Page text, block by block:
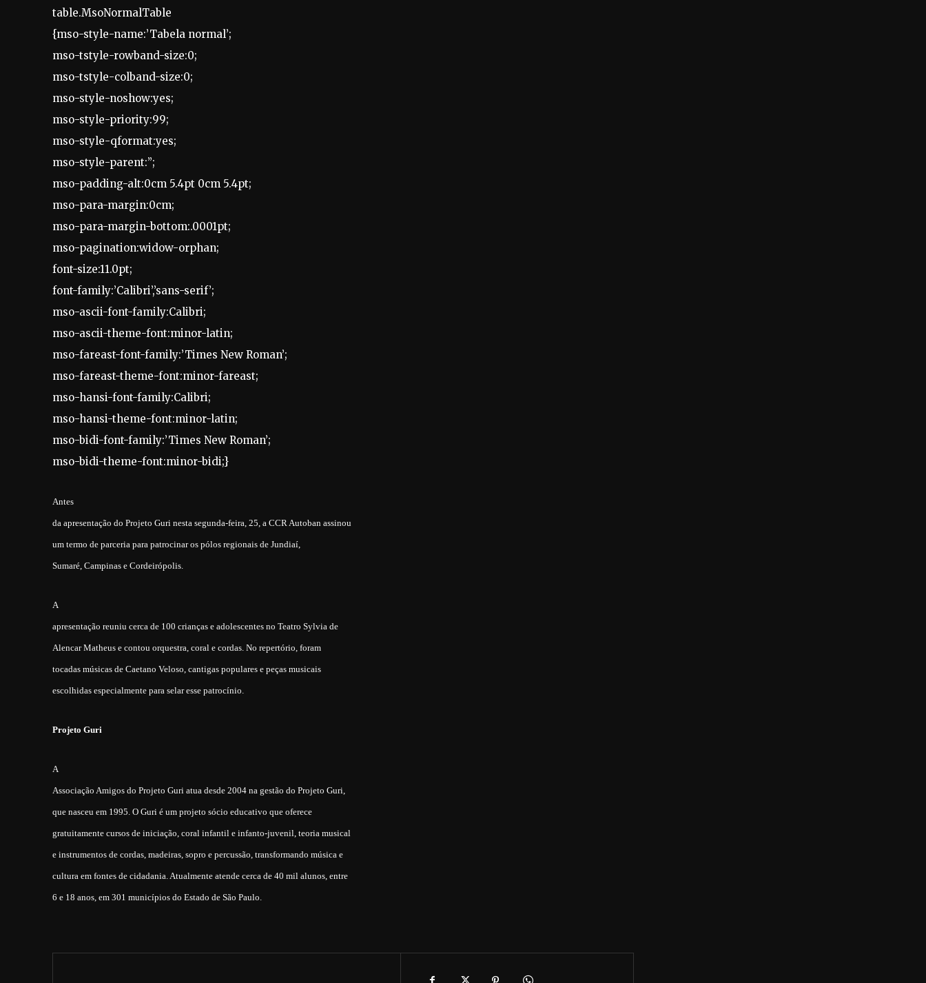
table.MsoNormalTable
{mso-style-name:’Tabela normal’;
mso-tstyle-rowband-size:0;
mso-tstyle-colband-size:0;
mso-style-noshow:yes;
mso-style-priority:99;
mso-style-qformat:yes;
mso-style-parent:”;
mso-padding-alt:0cm 5.4pt 0cm 5.4pt;
mso-para-margin:0cm;
mso-para-margin-bottom:.0001pt;
mso-pagination:widow-orphan;
font-size:11.0pt;
font-family:’Calibri’,’sans-serif’;
mso-ascii-font-family:Calibri;
mso-ascii-theme-font:minor-latin;
mso-fareast-font-family:’Times New Roman’;
mso-fareast-theme-font:minor-fareast;
mso-hansi-font-family:Calibri;
mso-hansi-theme-font:minor-latin;
mso-bidi-font-family:’Times New Roman’;
mso-bidi-theme-font:minor-bidi;}
Antes
da apresentação do Projeto Guri nesta segunda-feira, 25, a CCR Autoban assinou
um termo de parceria para patrocinar os pólos regionais de Jundiaí,
Sumaré, Campinas e Cordeirópolis.
A
apresentação reuniu cerca de 100 crianças e adolescentes no Teatro Sylvia de
Alencar Matheus e contou orquestra, coral e cordas. No repertório, foram
tocadas músicas de Caetano Veloso, cantigas populares e peças musicais
escolhidas especialmente para selar esse patrocínio.
Projeto Guri
A
Associação Amigos do Projeto Guri atua desde 2004 na gestão do Projeto Guri,
que nasceu em 1995. O Guri é um projeto sócio educativo que oferece
gratuitamente cursos de iniciação, coral infantil e infanto-juvenil, teoria musical
e instrumentos de cordas, madeiras, sopro e percussão, transformando música e
cultura em fontes de cidadania. Atualmente atende cerca de 40 mil alunos, entre
6 e 18 anos, em 301 municípios do Estado de São Paulo.